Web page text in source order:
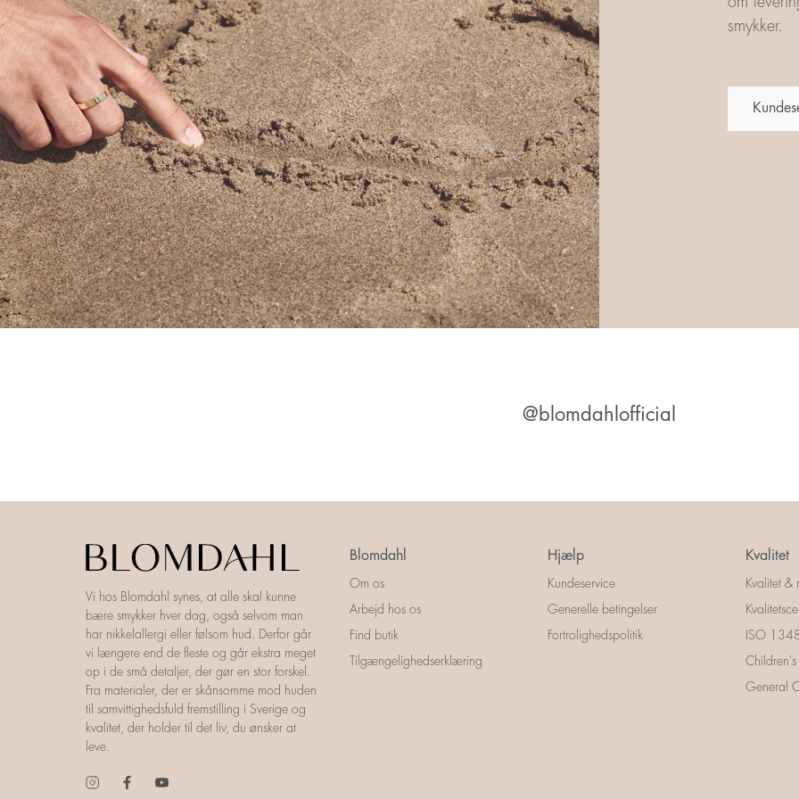
smykker.
@blomdahlofficial
Vi hos Blomdahl synes, at alle skal kunne
bære smykker hver dag, også selvom man
har nikkelallergi eller følsom hud. Derfor går
vi længere end de fleste og går ekstra meget
op i de små detaljer, der gør en stor forskel.
Fra materialer, der er skånsomme mod huden
til samvittighedsfuld fremstilling i Sverige og
kvalitet, der holder til det liv, du ønsker at
leve.
Blomdahl
Om os
Arbejd hos os
Find butik
Tilgængelighedserklæring
Hjælp
Kundeservice
Generelle betingelser
Fortrolighedspolitik
Kvalitet
Kvalitet &
ISO
General